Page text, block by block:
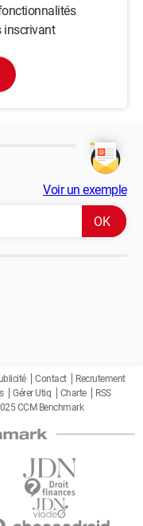
inscrivant
Voir un exemple
Contact
Recrutement
Gérer Utiq Charte
RSS
CCM Benchmark